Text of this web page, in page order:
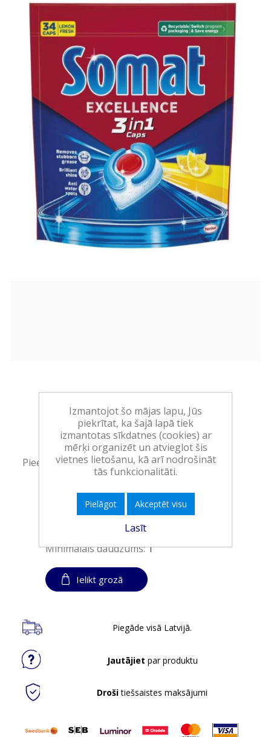
20,90€
(0,61 EUR/gab)
Ražotājs:HENKEL
Pieejamība:>10 vienības noliktavā
Art.:952314
9000101832587
Iepakojumā:6
Minimālais daudzums:1
Ielikt grozā
Piegāde visā Latvijā.
Jautājiet par produktu
Drošitiešsaistes maksājumi
Izmantojot šo mājas lapu, Jūs
piekrītat, ka šajā lapā tiek
izmantotas sīkdatnes (cookies) ar
mērķi organizēt un atvieglot šis
vietnes lietošanu, kā arī nodrošināt
tās funkcionalitāti.
Pielāgot Akceptēt visu
Lasīt